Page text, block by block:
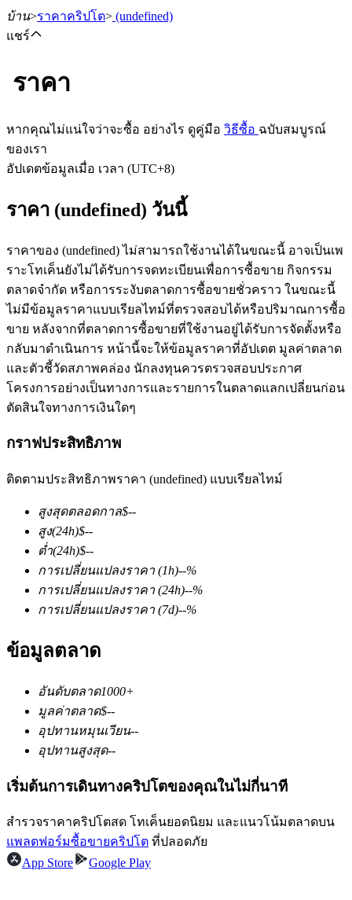
ฟิวเจอร์ส USDT
ฟิวเจอร์สที่ใช้ USDT เป็นหลักประกัน
ฟิวเจอร์ส COIN-M
ฟิวเจอร์สสกุลเงินดิจิทัล
TradFi
อนุพันธ์ของหุ้น ฟอเร็กซ์ โลหะมีค่า และสินค้าโภคภัณฑ์
บ้าน>ราคาคริปโต> (undefined)
แชร์
ราคา
หากคุณไม่แน่ใจว่าจะซื้อ อย่างไร ดูคู่มือ วิธีซื้อ ฉบับสมบูรณ์
ของเรา
อัปเดตข้อมูลเมื่อ เวลา (UTC+8)
ราคา (undefined) วันนี้
ราคาของ (undefined) ไม่สามารถใช้งานได้ในขณะนี้ อาจเป็นเพ
ราะโทเค็นยังไม่ได้รับการจดทะเบียนเพื่อการซื้อขาย กิจกรรม
ตลาดจำกัด หรือการระงับตลาดการซื้อขายชั่วคราว ในขณะนี้
ไม่มีข้อมูลราคาแบบเรียลไทม์ที่ตรวจสอบได้หรือปริมาณการซื้อ
ขาย หลังจากที่ตลาดการซื้อขายที่ใช้งานอยู่ได้รับการจัดตั้งหรือ
กลับมาดำเนินการ หน้านี้จะให้ข้อมูลราคาที่อัปเดต มูลค่าตลาด
และตัวชี้วัดสภาพคล่อง นักลงทุนควรตรวจสอบประกาศ
โครงการอย่างเป็นทางการและรายการในตลาดแลกเปลี่ยนก่อน
ตัดสินใจทางการเงินใดๆ
กราฟประสิทธิภาพ
ติดตามประสิทธิภาพราคา (undefined) แบบเรียลไทม์
สูงสุดตลอดกาล$--
สูง(24h)$--
ต่ำ(24h)$--
การเปลี่ยนแปลงราคา (1h)--%
การเปลี่ยนแปลงราคา (24h)--%
การเปลี่ยนแปลงราคา (7d)--%
ข้อมูลตลาด
อันดับตลาด1000+
มูลค่าตลาด$--
อุปทานหมุนเวียน--
อุปทานสูงสุด--
เริ่มต้นการเดินทางคริปโตของคุณในไม่กี่นาที
สำรวจราคาคริปโตสด โทเค็นยอดนิยม และแนวโน้มตลาดบน
แพลตฟอร์มซื้อขายคริปโต ที่ปลอดภัย
App Store
Google Play